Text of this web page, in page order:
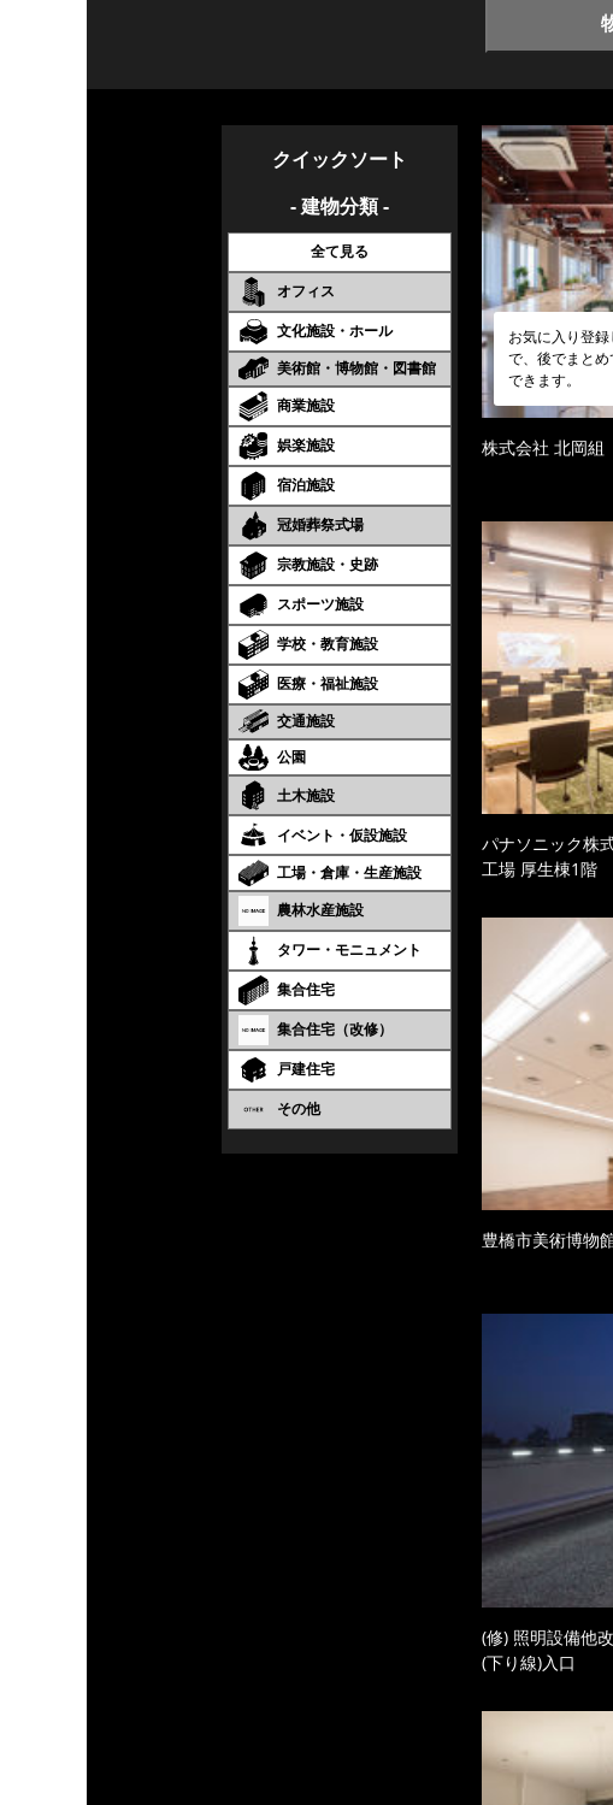
クイックソート
- 建物分類 -
全て見る
オフィス
文化施設・ホール
美術館・博物館・図書館
商業施設
娯楽施設
宿泊施設
冠婚葬祭式場
宗教施設・史跡
スポーツ施設
学校・教育施設
医療・福祉施設
交通施設
公園
土木施設
イベント・仮設施設
工場・倉庫・生産施設
農林水産施設
タワー・モニュメント
集合住宅
集合住宅（改修）
戸建住宅
その他
お気に入り登
で、後でまと
できます。
株式会社 北岡
パナソニック
工場 厚生棟1階
豊橋市美術博物
(修) 照明設備他
(下り線)入口